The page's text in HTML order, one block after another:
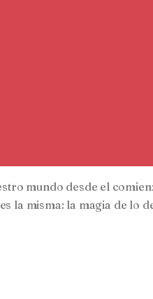
mundo desde el
la misma: la magia de lo